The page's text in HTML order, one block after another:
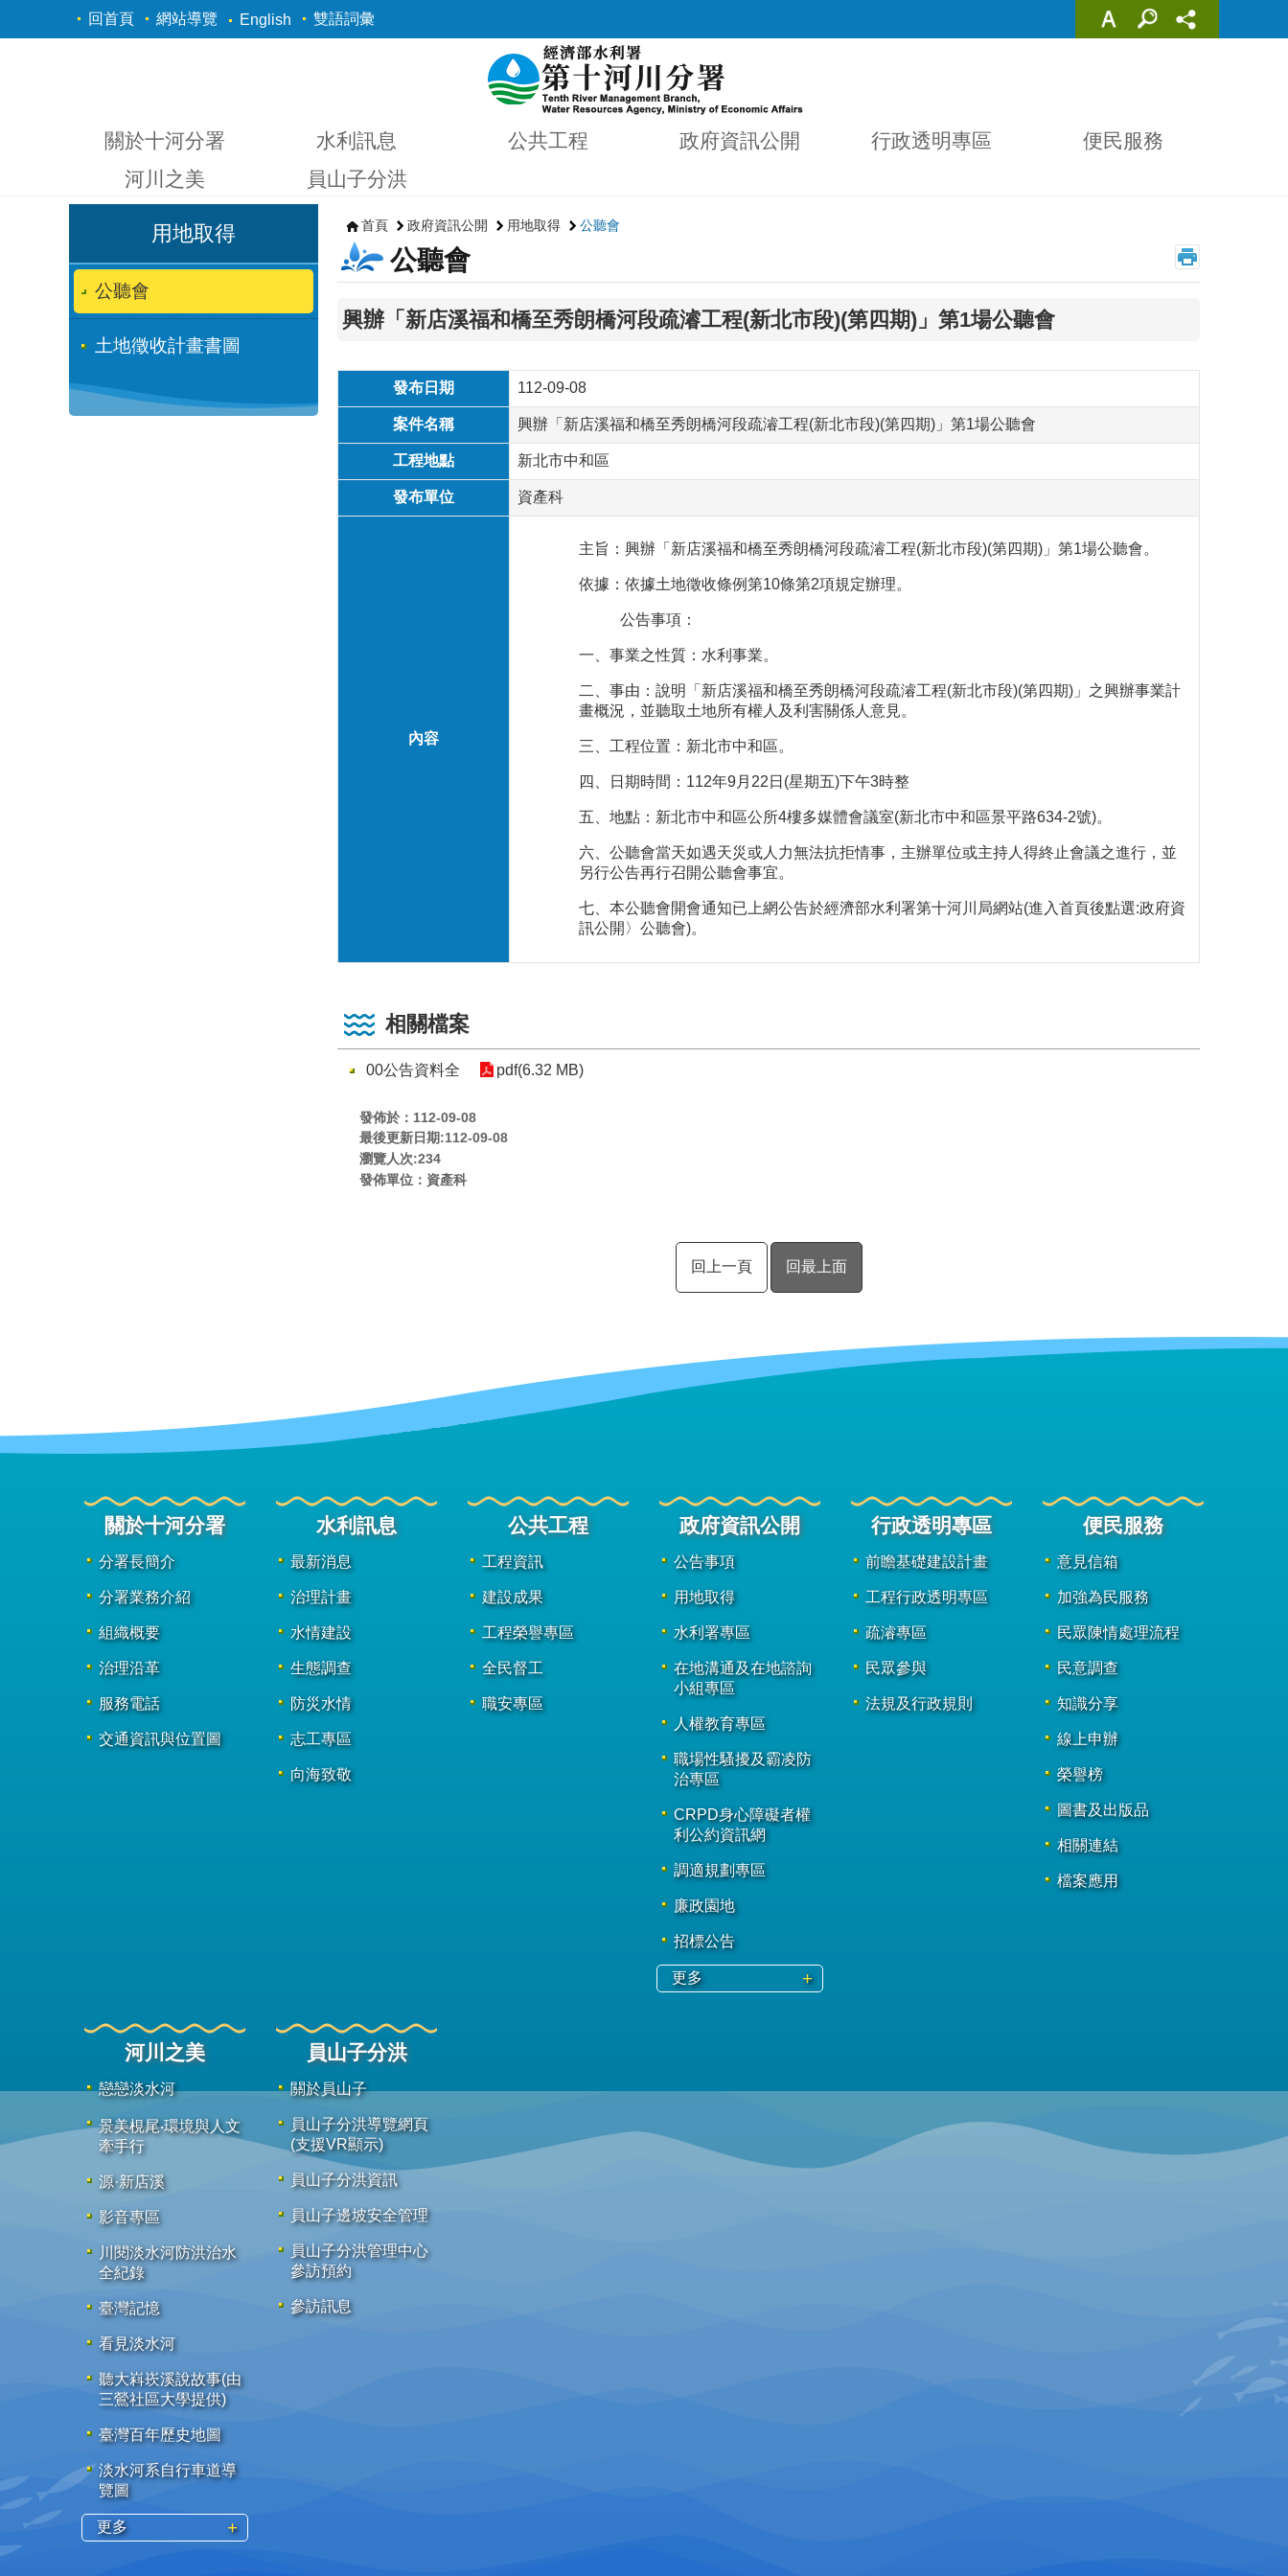
跳到主要內容區塊
回首頁 網站導覽 English 雙語詞彙
關於十河分署 水利訊息 公共工程 政府資訊公開 行政透明專區
便民服務
河川之美
員山子分洪
用地取得
公聽會
土地徵收計畫書圖
首頁 政府資訊公開 用地取得 公聽會
公聽會
興辦「新店溪福和橋至秀朗橋河段疏濬工程(新北市段)(第四期)」第1場公聽會
發布日期 112-09-08
案件名稱 興辦「新店溪福和橋至秀朗橋河段疏濬工程(新北市段)(第四期)」第1場公聽會
工程地點 新北市中和區
發布單位 資產科
內容
主旨：興辦「新店溪福和橋至秀朗橋河段疏濬工程(新北市段)(第四期)」第1場公聽會。
依據：依據土地徵收條例第10條第2項規定辦理。
公告事項：
一、事業之性質：水利事業。
二、事由：說明「新店溪福和橋至秀朗橋河段疏濬工程(新北市段)(第四期)」之興辦事業計
畫概況，並聽取土地所有權人及利害關係人意見。
三、工程位置：新北市中和區。
四、日期時間：112年9月22日(星期五)下午3時整
五、地點：新北市中和區公所4樓多媒體會議室(新北市中和區景平路634-2號)。
六、公聽會當天如遇天災或人力無法抗拒情事，主辦單位或主持人得終止會議之進行，並
另行公告再行召開公聽會事宜。
七、本公聽會開會通知已上網公告於經濟部水利署第十河川局網站(進入首頁後點選:政府資
訊公開〉公聽會)。
相關檔案
00公告資料全 pdf(6.32 MB)
發佈於：112-09-08
最後更新日期:112-09-08
瀏覽人次:234
發佈單位：資產科
回上一頁 回最上面
關於十河分署
分署長簡介
分署業務介紹
組織概要
治理沿革
服務電話
交通資訊與位置圖
水利訊息
最新消息
治理計畫
水情建設
生態調查
防災水情
志工專區
向海致敬
公共工程
工程資訊
建設成果
工程榮譽專區
全民督工
職安專區
政府資訊公開
公告事項
用地取得
水利署專區
在地溝通及在地諮詢
小組專區
人權教育專區
職場性騷擾及霸凌防
治專區
CRPD身心障礙者權
利公約資訊網
調適規劃專區
廉政園地
招標公告
更多
行政透明專區
前瞻基礎建設計畫
工程行政透明專區
疏濬專區
民眾參與
法規及行政規則
便民服務
意見信箱
加強為民服務
民眾陳情處理流程
民意調查
知識分享
線上申辦
榮譽榜
圖書及出版品
相關連結
檔案應用
河川之美
戀戀淡水河
景美梘尾‧環境與人文
牽手行
源·新店溪
影音專區
川閱淡水河防洪治水
全紀錄
臺灣記憶
看見淡水河
聽大嵙崁溪說故事(由
三鶯社區大學提供)
臺灣百年歷史地圖
淡水河系自行車道導
覽圖
更多
員山子分洪
關於員山子
員山子分洪導覽網頁
(支援VR顯示)
員山子分洪資訊
員山子邊坡安全管理
員山子分洪管理中心
參訪預約
參訪訊息